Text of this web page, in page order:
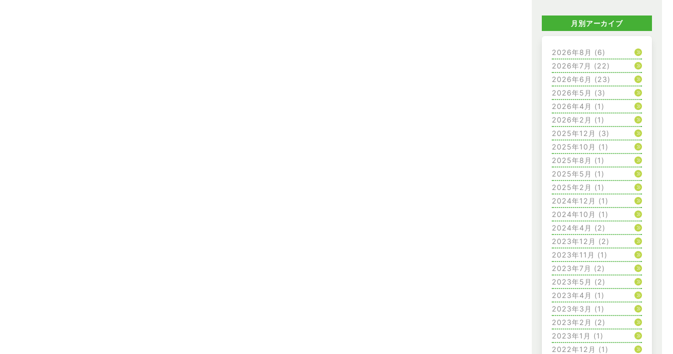
月別アーカイブ
2026年8月 (6)
2026年7月 (22)
2026年6月 (23)
2026年5月 (3)
2026年4月 (1)
2026年2月 (1)
2025年12月 (3)
2025年10月 (1)
2025年8月 (1)
2025年5月 (1)
2025年2月 (1)
2024年12月 (1)
2024年10月 (1)
2024年4月 (2)
2023年12月 (2)
2023年11月 (1)
2023年7月 (2)
2023年5月 (2)
2023年4月 (1)
2023年3月 (1)
2023年2月 (2)
2023年1月 (1)
2022年12月 (1)